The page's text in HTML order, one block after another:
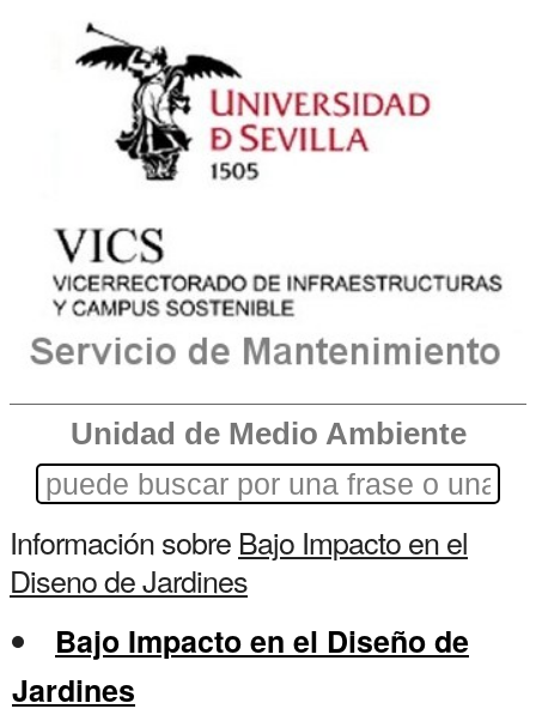
Unidad de Medio Ambiente
Información sobre Bajo Impacto en el
Diseno de Jardines
Bajo Impacto en el Diseño de
Jardines